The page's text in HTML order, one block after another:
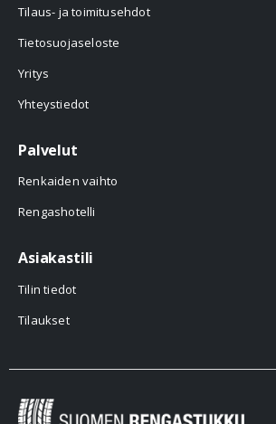
Tilaus- ja toimitusehdot
Tietosuojaseloste
Yritys
Yhteystiedot
Palvelut
Renkaiden vaihto
Rengashotelli
Asiakastili
Tilin tiedot
Tilaukset